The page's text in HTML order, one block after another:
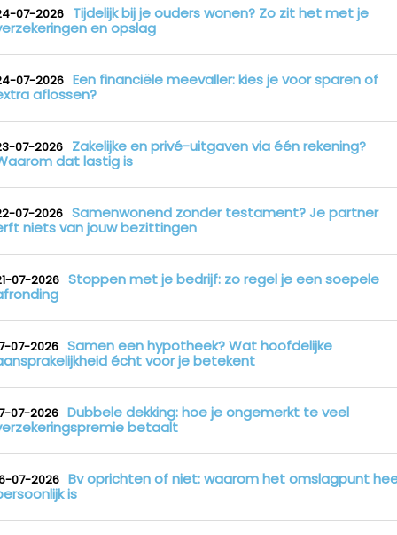
07-2026 Tijdelijk bij je ouders wonen? Zo zit het met je
en opslag
07-2026 Een financiële meevaller: kies je voor sparen of
aflossen?
07-2026 Zakelijke en privé-uitgaven via één rekening?
dat lastig is
07-2026 Samenwonend zonder testament? Je partner
niets van jouw bezittingen
07-2026 Stoppen met je bedrijf: zo regel je een soepele
07-2026 Samen een hypotheek? Wat hoofdelijke
écht voor je betekent
07-2026 Dubbele dekking: hoe je ongemerkt te veel
betaalt
07-2026 Bv oprichten of niet: waarom het omslagpunt
is